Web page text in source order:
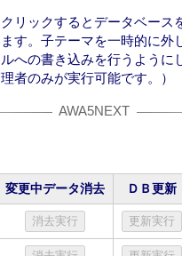
リックするとデータベー
す。子テーマを一時的に外
への書き込みを行うように
者のみが実行可能です。）
変更中データ消去 ＤＢ更新